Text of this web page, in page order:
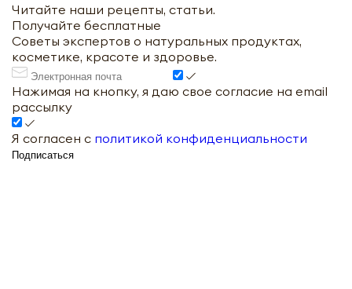
Читайте наши рецепты, статьи.
Получайте бесплатные
Советы экспертов о натуральных продуктах,
косметике, красоте и здоровье.
Нажимая на кнопку, я даю свое согласие на email
рассылку
Я согласен с политикой конфиденциальности
Подписаться